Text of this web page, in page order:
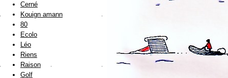
Cerné
Kouign amann
80
Ecolo
Léo
Riens
Raison
Golf